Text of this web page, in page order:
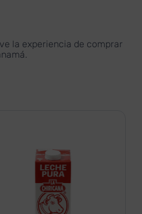
la experiencia de comprar